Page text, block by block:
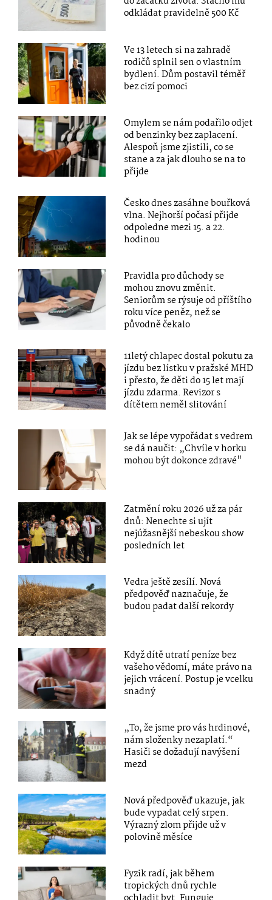
odkládat pravidelně 500 Kč
Ve 13 letech si na zahradě
rodičů splnil sen o vlastním
bydlení. Dům postavil téměř
bez cizí pomoci
Omylem se nám podařilo odjet
od benzinky bez zaplacení.
Alespoň jsme zjistili, co se
stane a za jak dlouho se na to
přijde
Česko dnes zasáhne bouřková
vlna. Nejhorší počasí přijde
odpoledne mezi 15. a 22.
hodinou
Pravidla pro důchody se
mohou znovu změnit.
Seniorům se rýsuje od příštího
roku více peněz, než se
původně čekalo
11letý chlapec dostal pokutu za
jízdu bez lístku v pražské MHD
i přesto, že děti do 15 let mají
jízdu zdarma. Revizor s
dítětem neměl slitování
Jak se lépe vypořádat s vedrem
se dá naučit: „Chvíle v horku
mohou být dokonce zdravé"
Zatmění roku 2026 už za pár
dnů: Nenechte si ujít
nejúžasnější nebeskou show
posledních let
Vedra ještě zesílí. Nová
předpověď naznačuje, že
budou padat další rekordy
Když dítě utratí peníze bez
vašeho vědomí, máte právo na
jejich vrácení. Postup je vcelku
snadný
„To, že jsme pro vás hrdinové,
nám složenky nezaplatí.“
Hasiči se dožadují navýšení
mezd
Nová předpověď ukazuje, jak
bude vypadat celý srpen.
Výrazný zlom přijde už v
polovině měsíce
Fyzik radí, jak během
tropických dnů rychle